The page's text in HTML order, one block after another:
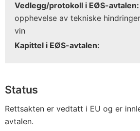
Vedlegg/protokoll i EØS-avtalen:
opphevelse av tekniske
vin
Kapittel i EØS-avtalen:
Status
Rettsakten er vedtatt i EU og er
avtalen.